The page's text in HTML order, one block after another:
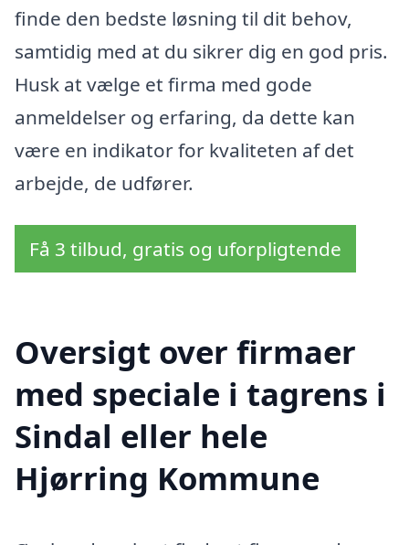
finde den bedste løsning til dit behov,
samtidig med at du sikrer dig en god pris.
Husk at vælge et firma med gode
anmeldelser og erfaring, da dette kan
være en indikator for kvaliteten af det
arbejde, de udfører.
Få 3 tilbud, gratis og uforpligtende
Oversigt over firmaer
med speciale i tagrens i
Sindal eller hele
Hjørring Kommune